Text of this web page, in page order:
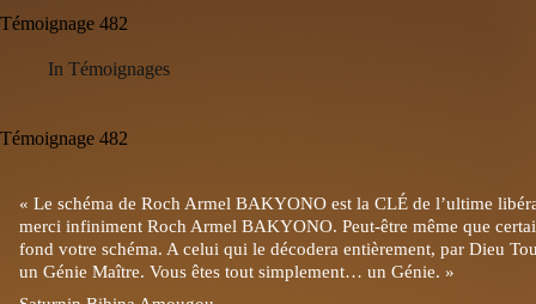
Témoignage 482
In Témoignages
Témoignage 482
« Le schéma de Roch Armel BAKYONO est la CLÉ de l’ultime
merci infiniment Roch Armel BAKYONO. Peut-être même que
fond votre schéma. A celui qui le décodera entièrement, par Dieu
un Génie Maître. Vous êtes tout simplement… un Génie. »